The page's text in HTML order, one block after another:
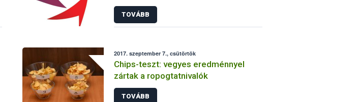
szeletből
TOVÁBB
2017. szeptember 7., csütörtök
Chips-teszt: vegyes eredménnyel
zártak a ropogtatnivalók
TOVÁBB